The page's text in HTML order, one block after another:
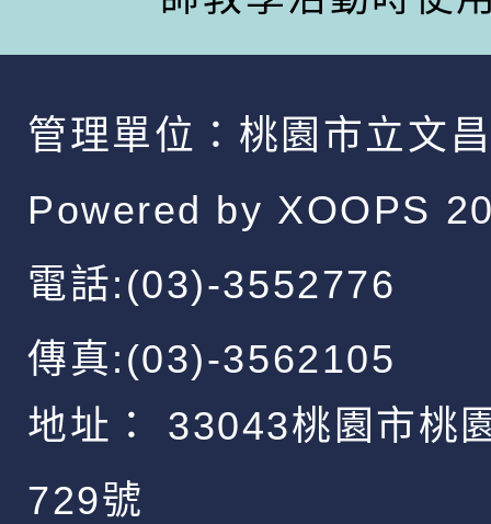
管理單位： 桃園市立文
Powered by XOOPS
電話:(03)-3552776
傳真:(03)-3562105
地址：
33043桃園市桃
729號